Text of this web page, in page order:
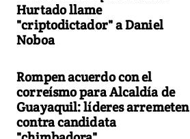
Hurtado llame
"criptodictador" a Daniel
Noboa
Rompen acuerdo con el
correísmo para Alcaldía de
Guayaquil: líderes arremeten
contra candidata